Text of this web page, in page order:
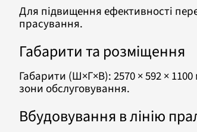
Для підвищення ефективності
прасування.
Габарити та розміщення
Габарити (Ш×Г×В): 2570 × 592 ×
зони обслуговування.
Вбудовування в лінію